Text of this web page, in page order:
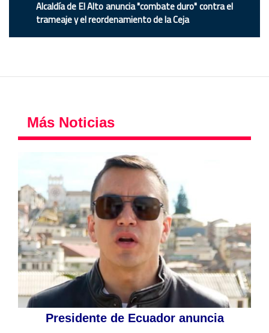
Alcaldía de El Alto anuncia "combate duro" contra el
trameaje y el reordenamiento de la Ceja
Más Noticias
Presidente de Ecuador anuncia